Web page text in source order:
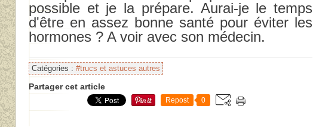
possible et je la prépare. Aurai-je le temps
d'être en assez bonne santé pour éviter les
hormones ? A voir avec son médecin.
Catégories : #trucs et astuces autres
Partager cet article
Repost 0